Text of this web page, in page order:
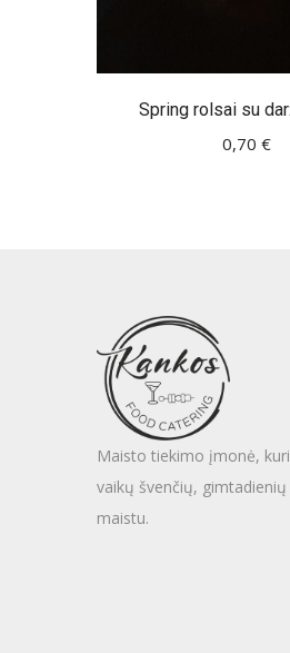
Spring rolsai su
0,70 €
Maisto tiekimo įmonė,
vaikų švenčių,
maistu.